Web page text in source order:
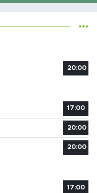
20:00
17:00
20:00
20:00
17:00